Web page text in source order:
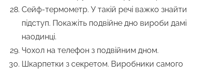
Сейф-термометр. У такій речі важко знайти
підступ. Покажіть подвійне дно вироби дамі
наодинці.
Чохол на телефон з подвійним дном.
Шкарпетки з секретом. Виробники самого